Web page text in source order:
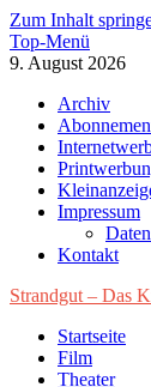
Zum Inhalt
Top-Menü
9. August 2026
Archiv
Impressum
Kontakt
Strandgut – Das
Startseite
Film
Theater